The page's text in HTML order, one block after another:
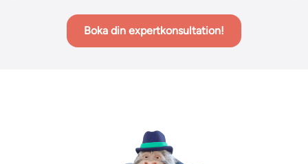
Boka din expertkonsultation!